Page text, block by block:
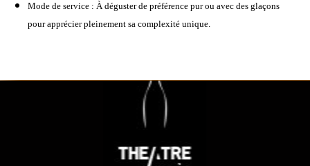
Mode de service : À déguster de préférence pur ou avec des glaçons
pour apprécier pleinement sa complexité unique.